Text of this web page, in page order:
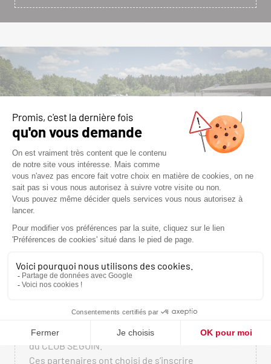
L’EXIGENCE DE L’ARTISAN,
LA FORCE DE L’INDUSTRIEL
170 magasins répartis sur tout le territoire
français
, dont 130 enseignes exclusives membres
du CLUB SEGUIN.
Ces partenaires ont choisi de s’inscrire